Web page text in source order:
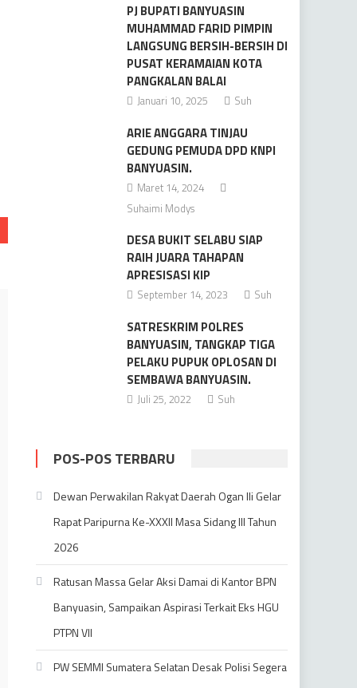
PJ BUPATI BANYUASIN
MUHAMMAD FARID PIMPIN
LANGSUNG BERSIH-BERSIH DI
PUSAT KERAMAIAN KOTA
PANGKALAN BALAI
Januari 10, 2025 Suh
ARIE ANGGARA TINJAU
GEDUNG PEMUDA DPD KNPI
BANYUASIN.
Maret 14, 2024
Suhaimi Modys
DESA BUKIT SELABU SIAP
RAIH JUARA TAHAPAN
APRESISASI KIP
September 14, 2023 Suh
SATRESKRIM POLRES
BANYUASIN, TANGKAP TIGA
PELAKU PUPUK OPLOSAN DI
SEMBAWA BANYUASIN.
Juli 25, 2022 Suh
POS-POS TERBARU
Dewan Perwakilan Rakyat Daerah Ogan Ili Gelar
Rapat Paripurna Ke-XXXII Masa Sidang III Tahun
2026
Ratusan Massa Gelar Aksi Damai di Kantor BPN
Banyuasin, Sampaikan Aspirasi Terkait Eks HGU
PTPN VII
PW SEMMI Sumatera Selatan Desak Polisi Segera